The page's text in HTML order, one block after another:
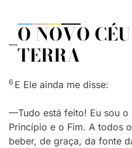
O NOVO
TERRA
6 E Ele ainda me disse:
—Tudo está feito! Eu sou o
Princípio e o Fim. A todos
beber, de graça, da fonte